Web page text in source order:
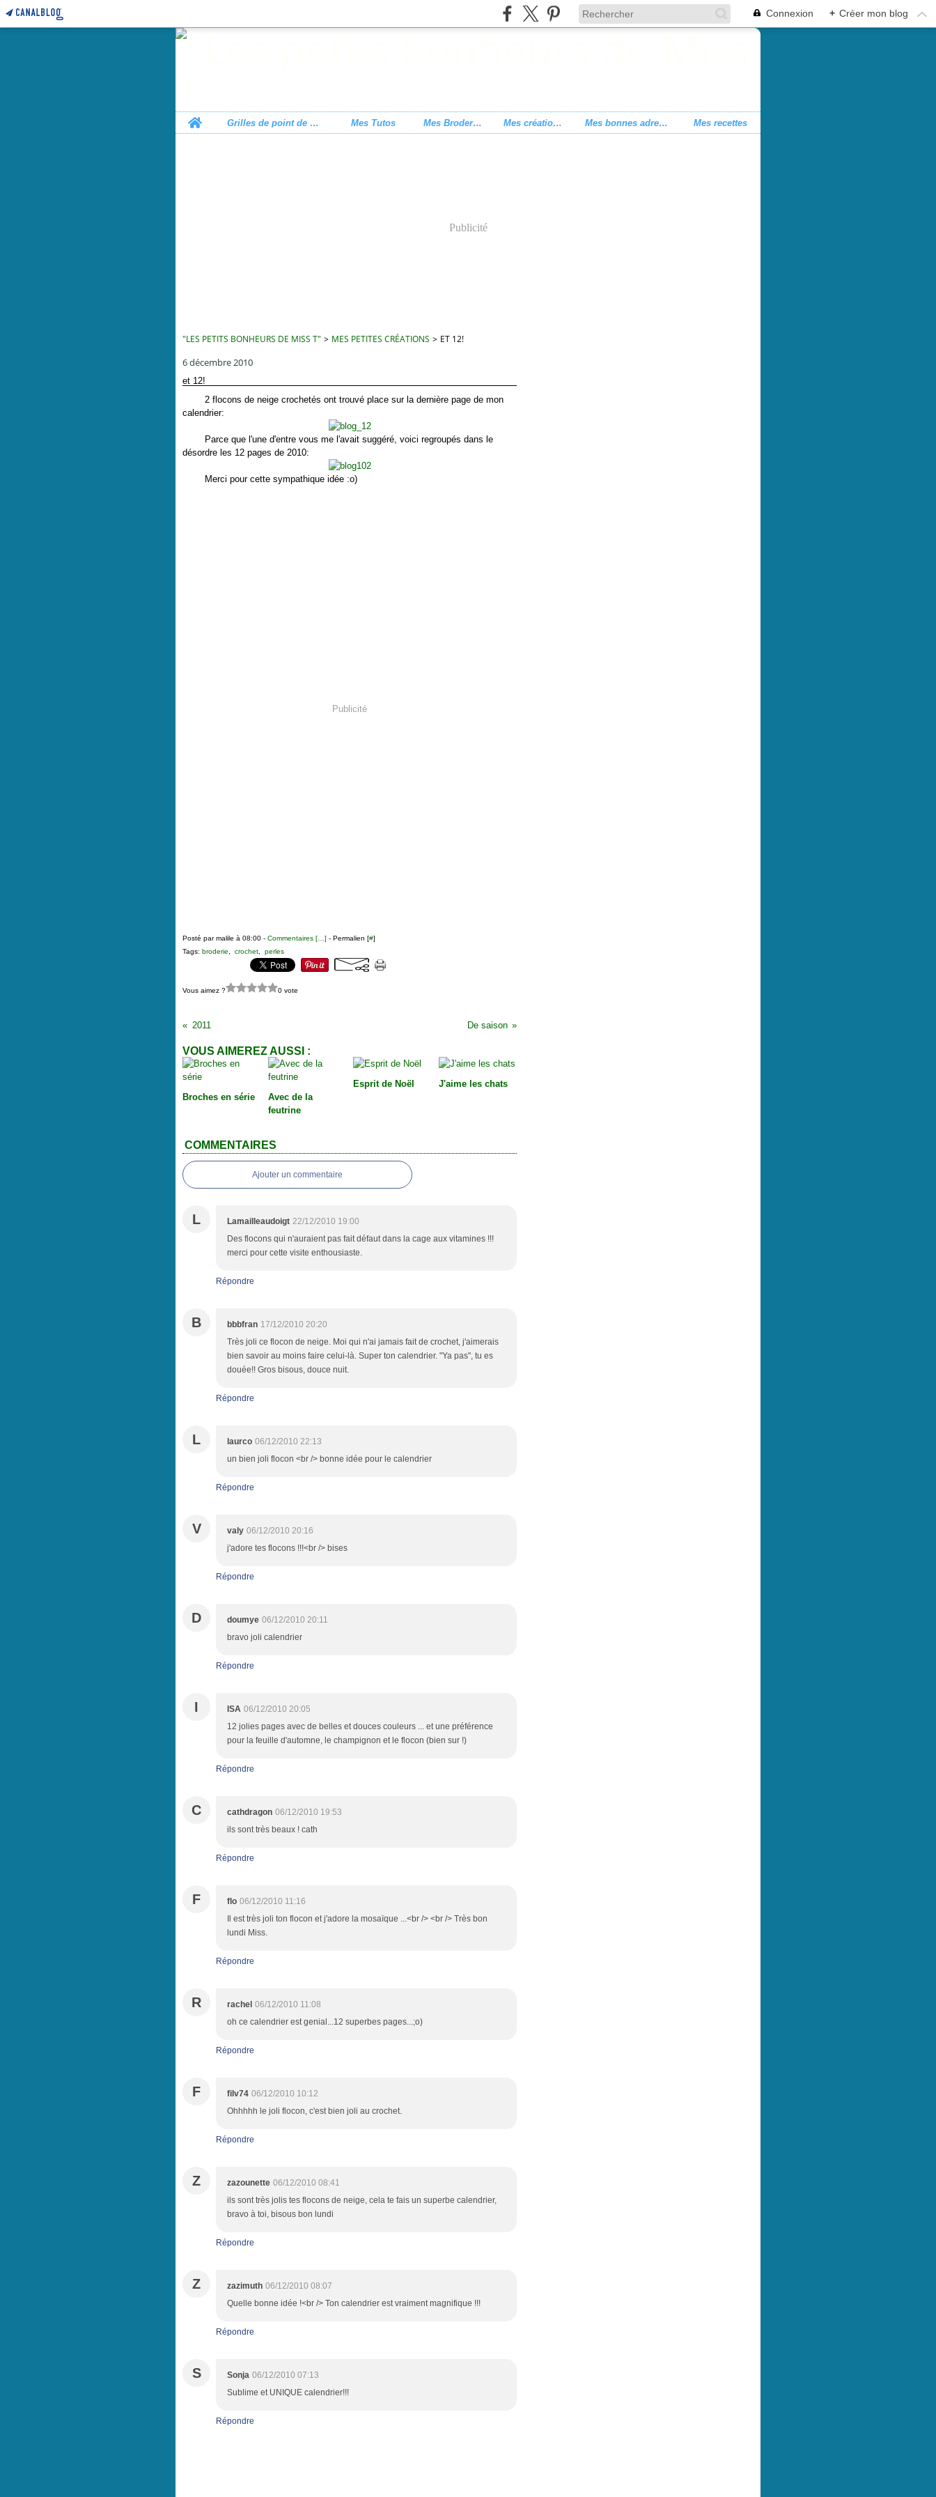
Connexion + Créer mon blog
Home
Grilles de point de croix Mes Tutos Mes Broderies Mes créations Mes bonnes adresses Mes recettes
Publicité
"LES PETITS BONHEURS DE MISS T" > MES PETITES CRÉATIONS > ET 12!
6 décembre 2010
et 12!
2 flocons de neige crochetés ont trouvé place sur la dernière page de mon
calendrier:
Parce que l'une d'entre vous me l'avait suggéré, voici regroupés dans le
désordre les 12 pages de 2010:
Merci pour cette sympathique idée :o)
Publicité
Posté par malile à 08:00 - Commentaires [ ] - Permalien [#]
Tags: broderie crochet perles
Vous aimez ? 0 vote
2011 De saison
VOUS AIMEREZ AUSSI :
Broches en série
Avec de la
feutrine
Esprit de Noël J'aime les chats
COMMENTAIRES
Ajouter un commentaire
L Lamailleaudoigt 22/12/2010 19:00
Des flocons qui n'auraient pas fait défaut dans la cage aux vitamines !!!
merci pour cette visite enthousiaste.
Répondre
B bbbfran 17/12/2010 20:20
Très joli ce flocon de neige. Moi qui n'ai jamais fait de crochet, j'aimerais
bien savoir au moins faire celui-là. Super ton calendrier. "Ya pas", tu es
douée!! Gros bisous, douce nuit.
Répondre
L laurco 06/12/2010 22:13
un bien joli flocon <br /> bonne idée pour le calendrier
Répondre
V valy 06/12/2010 20:16
j'adore tes flocons !!!<br /> bises
Répondre
D doumye 06/12/2010 20:11
bravo joli calendrier
Répondre
I ISA 06/12/2010 20:05
12 jolies pages avec de belles et douces couleurs ... et une préférence
pour la feuille d'automne, le champignon et le flocon (bien sur !)
Répondre
C cathdragon 06/12/2010 19:53
ils sont très beaux ! cath
Répondre
F flo 06/12/2010 11:16
Il est très joli ton flocon et j'adore la mosaïque ...<br /> <br /> Très bon
lundi Miss.
Répondre
R rachel 06/12/2010 11:08
oh ce calendrier est genial...12 superbes pages...;o)
Répondre
F filv74 06/12/2010 10:12
Ohhhhh le joli flocon, c'est bien joli au crochet.
Répondre
Z zazounette 06/12/2010 08:41
ils sont très jolis tes flocons de neige, cela te fais un superbe calendrier,
bravo à toi, bisous bon lundi
Répondre
Z zazimuth 06/12/2010 08:07
Quelle bonne idée !<br /> Ton calendrier est vraiment magnifique !!!
Répondre
S Sonja 06/12/2010 07:13
Sublime et UNIQUE calendrier!!!
Répondre